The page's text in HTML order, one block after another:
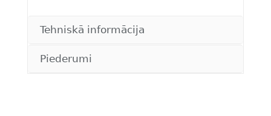
Tehniskā informācija
Piederumi